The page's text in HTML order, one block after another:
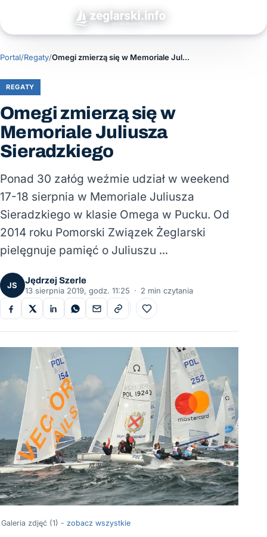
Portal/Regaty/ Omegi zmierzą się w Memoriale Juliusza Sieradzkiego
REGATY
Omegi zmierzą się w
Memoriale Juliusza
Sieradzkiego
Ponad 30 załóg weźmie udział w weekend
17-18 sierpnia w Memoriale Juliusza
Sieradzkiego w klasie Omega w Pucku. Od
2014 roku Pomorski Związek Żeglarski
pielęgnuje pamięć o Juliuszu …
JS
Jędrzej Szerle
13 sierpnia 2019, godz. 11:25 · 2 min czytania
Do ulubionych
Galeria zdjęć (1) - zobacz wszystkie